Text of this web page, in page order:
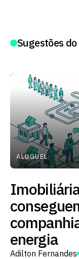
Sugestões
ALUGUEL
energia
Adilton Fernandes